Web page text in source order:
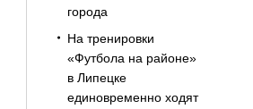
города
На тренировки
«Футбола на районе»
в Липецке
единовременно ходят